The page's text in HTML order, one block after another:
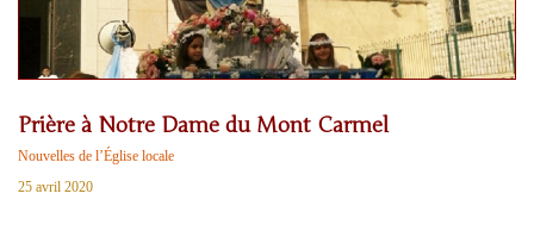
Prière à Notre Dame du Mont Carmel
Nouvelles de l’Église locale
25 avril 2020